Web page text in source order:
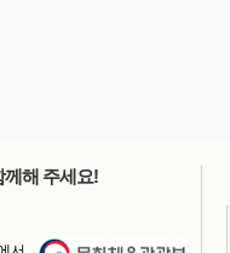
께해 주세요!